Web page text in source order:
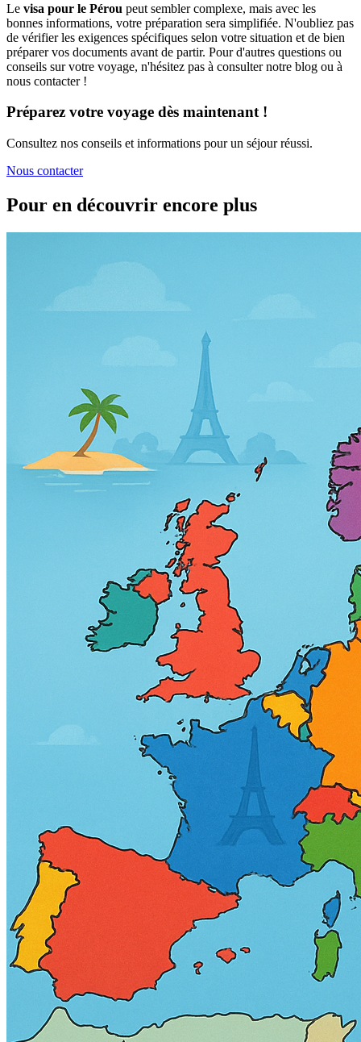
Le visa pour le Pérou peut sembler complexe, mais avec les
bonnes informations, votre préparation sera simplifiée. N'oubliez pas
de vérifier les exigences spécifiques selon votre situation et de bien
préparer vos documents avant de partir. Pour d'autres questions ou
conseils sur votre voyage, n'hésitez pas à consulter notre blog ou à
nous contacter !
Préparez votre voyage dès maintenant !
Consultez nos conseils et informations pour un séjour réussi.
Nous contacter
Pour en découvrir encore plus